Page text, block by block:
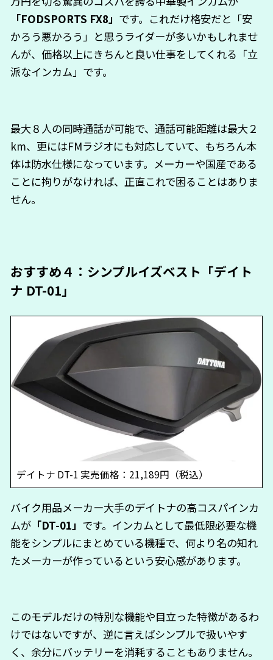
「FODSPORTS FX8」 です。これだけ格安だと「安
かろう悪かろう」と思うライダーが多いかもしれませ
んが、価格以上にきちんと良い仕事をしてくれる「立
派なインカム」です。
最大８人の同時通話が可能で、通話可能距離は最大２
km、更にはFMラジオにも対応していて、もちろん本
体は防水仕様になっています。メーカーや国産である
ことに拘りがなければ、正直これで困ることはありま
せん。
おすすめ４：シンプルイズベスト「デイト
ナ DT-01」
デイトナ DT-1 実売価格：21,189円（税込）
バイク用品メーカー大手のデイトナの高コスパインカ
ムが 「DT-01」 です。インカムとして最低限必要な機
能をシンプルにまとめている機種で、何より名の知れ
たメーカーが作っているという安心感があります。
このモデルだけの特別な機能や目立った特徴があるわ
けではないですが、逆に言えばシンプルで扱いやす
く、余分にバッテリーを消耗することもありません。